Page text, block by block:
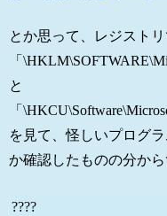
とか思って、レジスト
「
と
「
を見て、怪しいプログ
か確認したものの分か
????